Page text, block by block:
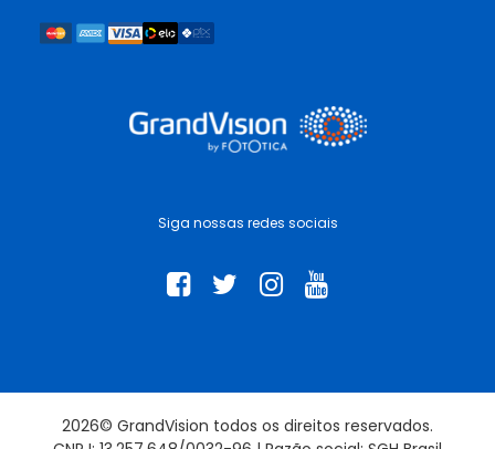
Siga nossas redes sociais
2026© GrandVision todos os direitos reservados.